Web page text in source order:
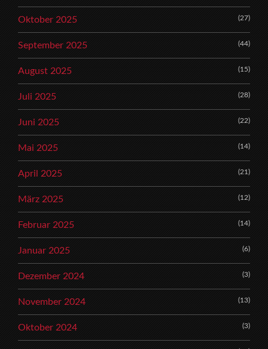
Oktober 2025 (27)
September 2025 (44)
August 2025 (15)
Juli 2025 (28)
Juni 2025 (22)
Mai 2025 (14)
April 2025 (21)
März 2025 (12)
Februar 2025 (14)
Januar 2025 (6)
Dezember 2024 (3)
November 2024 (13)
Oktober 2024 (3)